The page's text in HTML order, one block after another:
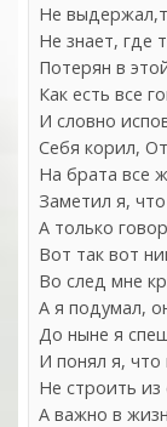
Не
Не знает, где
Потерян в
Как есть все
И словно
Себя корил,
На брата все
Заметил я,
А только
Вот так вот
Во след мне
А я подумал,
До ныне я
И понял я, что
Не строить из
А важно в